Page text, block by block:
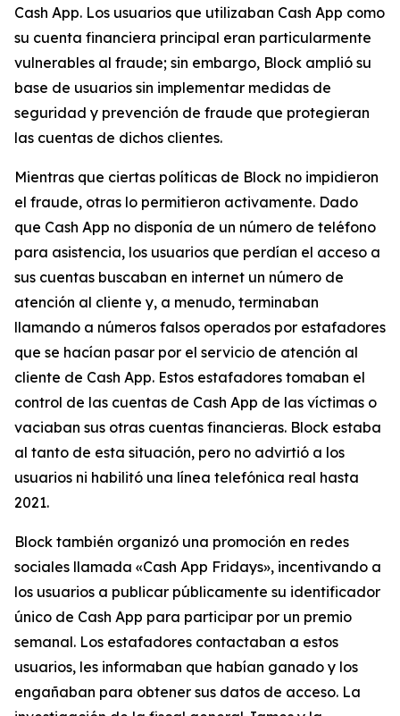
Cash App. Los usuarios que utilizaban Cash App como
su cuenta financiera principal eran particularmente
vulnerables al fraude; sin embargo, Block amplió su
base de usuarios sin implementar medidas de
seguridad y prevención de fraude que protegieran
las cuentas de dichos clientes.
Mientras que ciertas políticas de Block no impidieron
el fraude, otras lo permitieron activamente. Dado
que Cash App no ​​disponía de un número de teléfono
para asistencia, los usuarios que perdían el acceso a
sus cuentas buscaban en internet un número de
atención al cliente y, a menudo, terminaban
llamando a números falsos operados por estafadores
que se hacían pasar por el servicio de atención al
cliente de Cash App. Estos estafadores tomaban el
control de las cuentas de Cash App de las víctimas o
vaciaban sus otras cuentas financieras. Block estaba
al tanto de esta situación, pero no advirtió a los
usuarios ni habilitó una línea telefónica real hasta
2021.
Block también organizó una promoción en redes
sociales llamada «Cash App Fridays», incentivando a
los usuarios a publicar públicamente su identificador
único de Cash App para participar por un premio
semanal. Los estafadores contactaban a estos
usuarios, les informaban que habían ganado y los
engañaban para obtener sus datos de acceso. La